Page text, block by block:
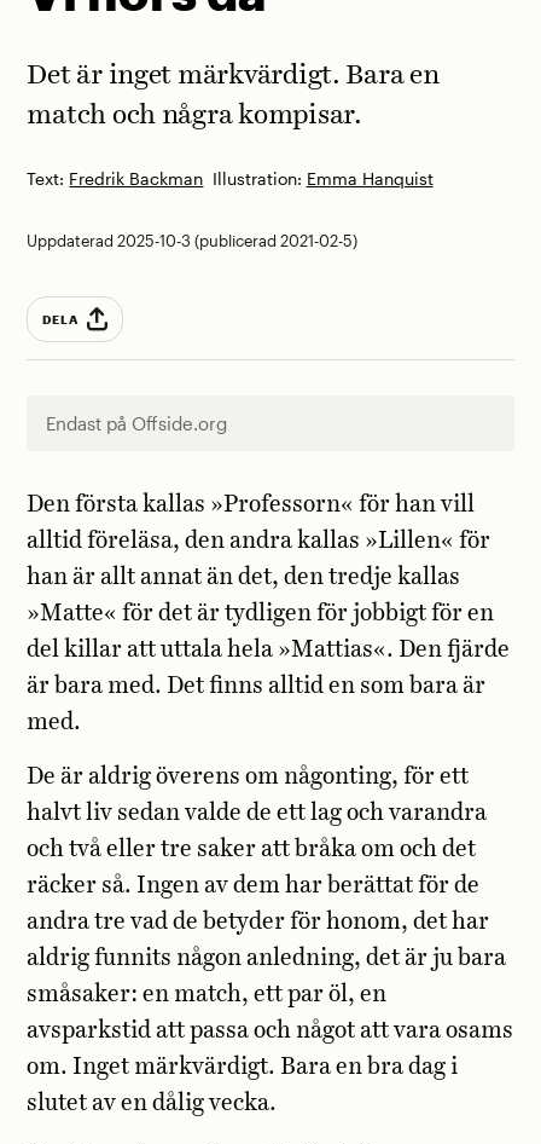
Text: Fredrik Backman Illustration: Emma Hanquist
Det är inget märkvärdigt. Bara en
match och några kompisar.
Uppdaterad 2025-10-3 (publicerad 2021-02-5)
DELA
Endast på Offside.org
Den första kallas »Professorn« för han vill
alltid föreläsa, den andra kallas »Lillen« för
han är allt annat än det, den tredje kallas
»Matte« för det är tydligen för jobbigt för en
del killar att uttala hela »Mattias«. Den fjärde
är bara med. Det finns alltid en som bara är
med.
De är aldrig överens om någonting, för ett
halvt liv sedan valde de ett lag och varandra
och två eller tre saker att bråka om och det
räcker så. Ingen av dem har berättat för de
andra tre vad de betyder för honom, det har
aldrig funnits någon anledning, det är ju bara
småsaker: en match, ett par öl, en
avsparkstid att passa och något att vara osams
om. Inget märkvärdigt. Bara en bra dag i
slutet av en dålig vecka.